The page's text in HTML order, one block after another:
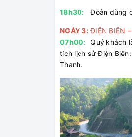
18h30: Đoàn dùng
NGÀY 3:ĐIỆN BIÊN
07h00:Quý khách
tích lịch sử Điện
Thanh.